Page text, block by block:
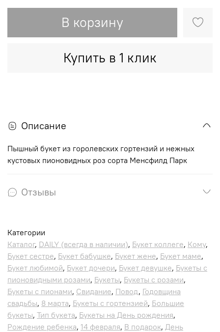
В корзину
Купить в 1 клик
Описание
Пышный букет из горолевских гортензий и нежных
кустовых пионовидных роз сорта Менсфилд Парк
Отзывы
Категории
Каталог, DAILY (всегда в наличии), Букет коллеге, Кому,
Букет сестре, Букет бабушке, Букет жене, Букет маме,
Букет любимой, Букет дочери, Букет девушке, Букеты с
пионовидными розами, Букеты, Букеты с розами,
Букеты с пионами, Свидание, Повод, Годовщина
свадьбы, 8 марта, Букеты с гортензией, Большие
букеты, Тип букета, Букеты на День рождения,
Рождение ребенка, 14 февраля, В подарок, День